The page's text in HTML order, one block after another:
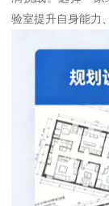
验室提升自身能力